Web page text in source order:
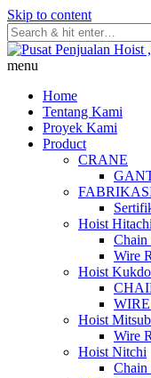
Skip to content
menu
Home
Tentang Kami
Proyek Kami
Product
CRANE
Hoist Hitachi
Chain
Wire
Hoist
Hoist
Wire
Hoist Nitchi